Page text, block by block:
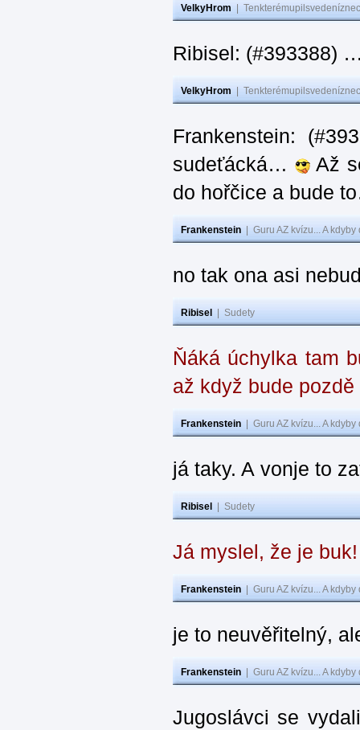
VelkyHrom
Ribisel: (#393388)
VelkyHrom
Frankenstein:
sudeťácká…
Až
do hořčice a bude
Frankenstein Guru AZ kvízu... A
no tak ona asi
Ribisel Sudety
Ňáká úchylka tam
až když bude pozdě
Frankenstein Guru AZ kvízu... A
já taky. A vonje to
Ribisel Sudety
Já myslel, že je
Frankenstein Guru AZ kvízu... A
je to neuvěřitelný,
Frankenstein Guru AZ kvízu... A
Jugoslávci se